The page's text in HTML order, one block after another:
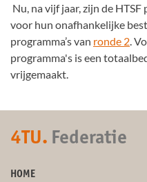
Nu, na vijf jaar, zijn de
voor hun onafhankelijke
programma’s van ronde 2 .
programma's is een
vrijgemaakt.
4TU. Federatie
HOME